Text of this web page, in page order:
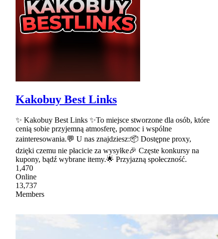
Kakobuy Best Links
✨ Kakobuy Best Links ✨To miejsce stworzone dla osób, które
cenią sobie przyjemną atmosferę, pomoc i wspólne
zainteresowania.💬 U nas znajdziesz:📦 Dostępne proxy,
dzięki czemu nie płacicie za wysyłke🎉 Częste konkursy na
kupony, bądź wybrane itemy.🌟 Przyjazną społeczność.
1,470
Online
13,737
Members